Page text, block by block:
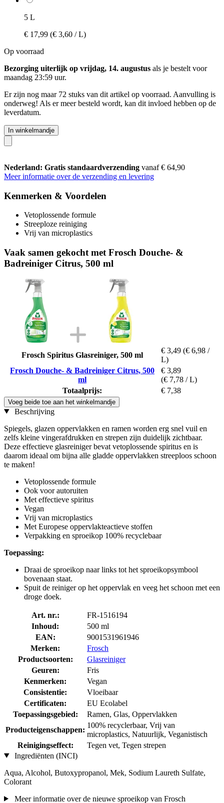
5 L
€ 17,99 (€ 3,60 / L)
Op voorraad
Bezorging uiterlijk op vrijdag, 14. augustus als je bestelt voor
maandag 23:59 uur.
Er zijn nog maar 72 stuks van dit artikel op voorraad. Aanvulling is
onderweg! Als er meer besteld wordt, kan dit invloed hebben op de
leverdatum.
In winkelmandje
Nederland: Gratis standaardverzending vanaf € 64,90
Meer informatie over de verzending en levering
Kenmerken & Voordelen
Vetoplossende formule
Streeploze reiniging
Vrij van microplastics
Vaak samen gekocht met Frosch Douche- &
Badreiniger Citrus, 500 ml
Frosch Spiritus Glasreiniger, 500 ml
€ 3,49 (€ 6,98 /
L)
Frosch Douche- & Badreiniger Citrus, 500
ml
€ 3,89
(€ 7,78 / L)
Totaalprijs:
€ 7,38
Voeg beide toe aan het winkelmandje
Beschrijving
Spiegels, glazen oppervlakken en ramen worden erg snel vuil en
zelfs kleine vingerafdrukken en strepen zijn duidelijk zichtbaar.
Deze effectieve glasreiniger bevat vetoplossende spiritus en is
daarom ideaal om bijna alle gladde oppervlakken streeploos schoon
te maken!
Vetoplossende formule
Ook voor autoruiten
Met effectieve spiritus
Vegan
Vrij van microplastics
Met Europese oppervlakteactieve stoffen
Verpakking en sproeikop 100% recyclebaar
Toepassing:
Draai de sproeikop naar links tot het sproeikopsymbool
bovenaan staat.
Spuit de reiniger op het oppervlak en veeg het schoon met een
droge doek.
Art. nr.:
FR-1516194
Inhoud:
500 ml
EAN:
9001531961946
Merken:
Frosch
Productsoorten:
Glasreiniger
Geuren:
Fris
Kenmerken:
Vegan
Consistentie:
Vloeibaar
Certificaten:
EU Ecolabel
Toepassingsgebied:
Ramen, Glas, Oppervlakken
Producteigenschappen:
100% recyclerbaar, Vrij van
microplastics, Natuurlijk, Veganistisch
Reinigingseffect:
Tegen vet, Tegen strepen
Ingrediënten (INCI)
Aqua, Alcohol, Butoxypropanol, Mek, Sodium Laureth Sulfate,
Colorant
Meer informatie over de nieuwe sproeikop van Frosch